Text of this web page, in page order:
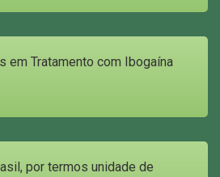
em Tratamento com Ibogaína
por termos unidade de